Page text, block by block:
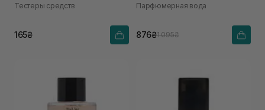
Тестеры средств
165₴
Парфюмерная вода
876₴1 095₴